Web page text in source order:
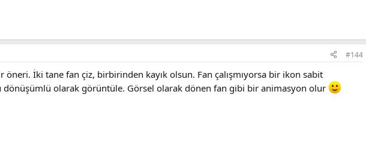
#144
İki tane fan çiz, birbirinden kayık olsun. Fan çalışmıyorsa bir ikon sabit
dönüşümlü olarak görüntüle. Görsel olarak dönen fan gibi bir animasyon olur